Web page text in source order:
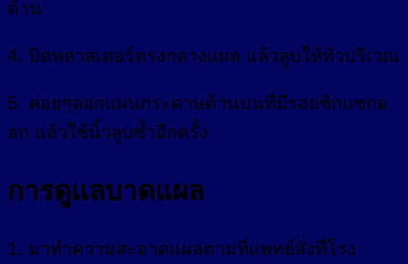
ด้าน
4. ปิดพลาสเตอร์ตรงกลางแผล แล้วลูบให้ทั่วบริเวณ
5. ค่อยๆลอกแผ่นกระดาษด้านบนที่มีรอยซิกแซกอ
อก แล้วใช้นิ้วลูบซ้ำอีกครั้ง
การดูแลบาดแผล
1. มาทำความสะอาดแผลตามที่แพทย์สั่งที่โรง